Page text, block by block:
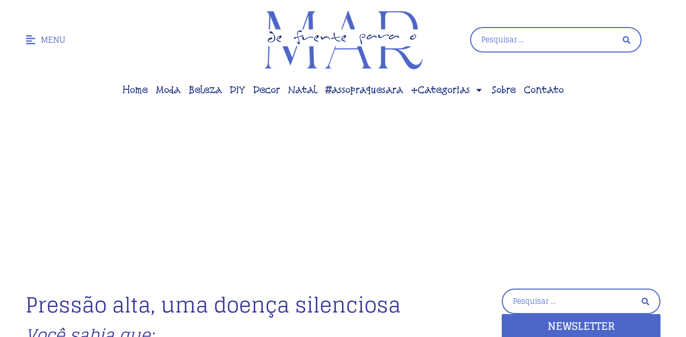
MENU
Home Moda Beleza DiY Decor Natal #assopraquesara +Categorias Sobre Contato
Pressão alta, uma doença silenciosa
NEWSLETTER